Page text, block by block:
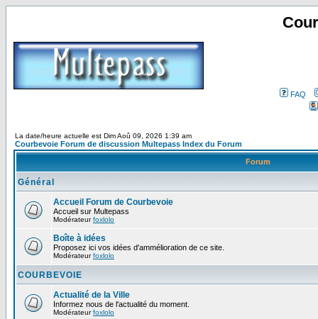
FAQ
La date/heure actuelle est Dim Aoû 09, 2026 1:39 am
Courbevoie Forum de discussion Multepass Index du Forum
Forum
Général
Accueil Forum de Courbevoie
Accueil sur Multepass
Modérateurfoxlolo
Boîte à idées
Proposez ici vos idées d'ammélioration de ce site.
Modérateurfoxlolo
COURBEVOIE
Actualité de la Ville
Informez nous de l'actualité du moment.
Modérateurfoxlolo